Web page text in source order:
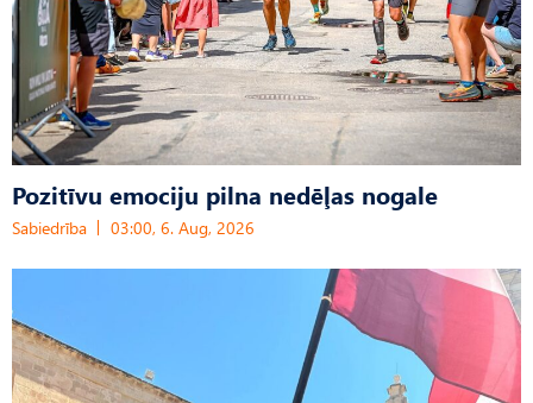
Pozitīvu emociju pilna nedēļas nogale
Sabiedrība 03:00, 6. Aug, 2026